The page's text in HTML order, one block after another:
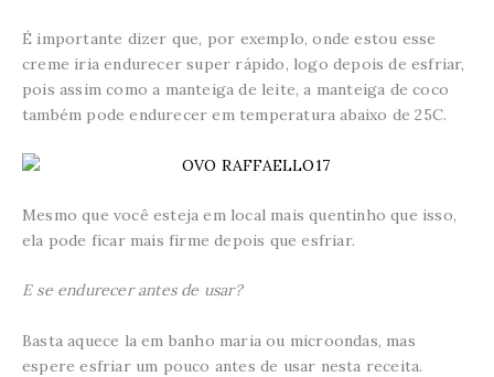
É importante dizer que, por exemplo, onde estou esse
creme iria endurecer super rápido, logo depois de esfriar,
pois assim como a manteiga de leite, a manteiga de coco
também pode endurecer em temperatura abaixo de 25C.
Mesmo que você esteja em local mais quentinho que isso,
ela pode ficar mais firme depois que esfriar.
E se endurecer antes de usar?
Basta aquece la em banho maria ou microondas, mas
espere esfriar um pouco antes de usar nesta receita.